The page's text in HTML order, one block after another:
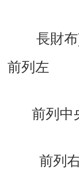
1番手
長財
前列左 ・
前列中
前列